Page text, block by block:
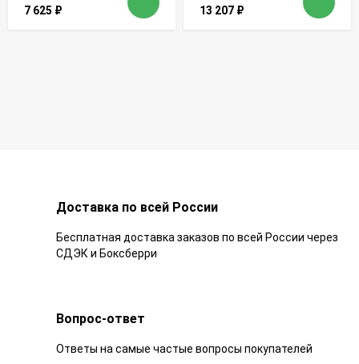
7 625 ₽ 13 207 ₽
Доставка по всей России
Бесплатная доставка заказов по всей России через
СДЭК и Боксберри
Вопрос-ответ
Ответы на самые частые вопросы покупателей